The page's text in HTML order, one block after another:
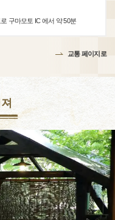
구마모토 IC 에서 약 50분
교통 페이지로